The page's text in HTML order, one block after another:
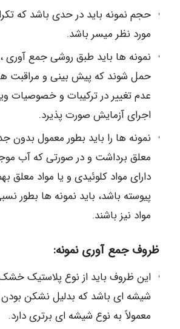
حجم نمونه باید در حدی باشد که
مورد نظر میسر باشد.
نمونه ها باید طبق روشی جمع آوری
حمل شوند که پیش بینی و مراقبت
عدم تغییر در ترکیبات و خصوصیات
اجرای آزمایش صورت پذیرد.
نمونه ها را باید بطور معمول بدون
معلق برداشت و در صورتی که آب
دارای مواد کلوئیدی و یا مواد معلق
پیوسته باشد، باید نمونه ها بطور
مواد نیز باشند.
ظروف جمع آوری نمونه:
این ظروف باید از نوع پلاستیک
شیشه ای باشد که بدلیل نشکن
معمولاً به نوع شیشه ای برتری دارد.